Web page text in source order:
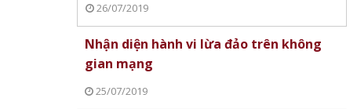
26/07/2019
Nhận diện hành vi lừa đảo trên không
gian mạng
25/07/2019